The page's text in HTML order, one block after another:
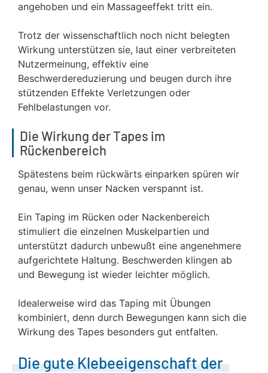
angehoben und ein Massageeffekt tritt ein.
Trotz der wissenschaftlich noch nicht belegten
Wirkung unterstützen sie, laut einer verbreiteten
Nutzermeinung, effektiv eine
Beschwerdereduzierung und beugen durch ihre
stützenden Effekte Verletzungen oder
Fehlbelastungen vor.
Die Wirkung der Tapes im
Rückenbereich
Spätestens beim rückwärts einparken spüren wir
genau, wenn unser Nacken verspannt ist.
Ein Taping im Rücken oder Nackenbereich
stimuliert die einzelnen Muskelpartien und
unterstützt dadurch unbewußt eine angenehmere
aufgerichtete Haltung. Beschwerden klingen ab
und Bewegung ist wieder leichter möglich.
Idealerweise wird das Taping mit Übungen
kombiniert, denn durch Bewegungen kann sich die
Wirkung des Tapes besonders gut entfalten.
Die gute Klebeeigenschaft der